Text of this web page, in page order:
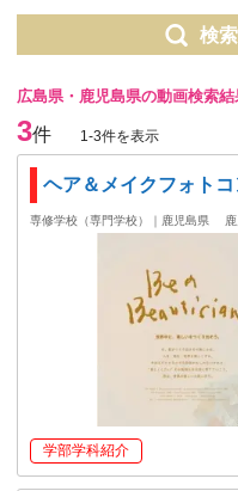
検
広島県・鹿児島県の動画検索結
3件 1-3件を表示
ヘア＆メイクフォト
専修学校（専門学校）｜鹿児島県
学部学科紹介